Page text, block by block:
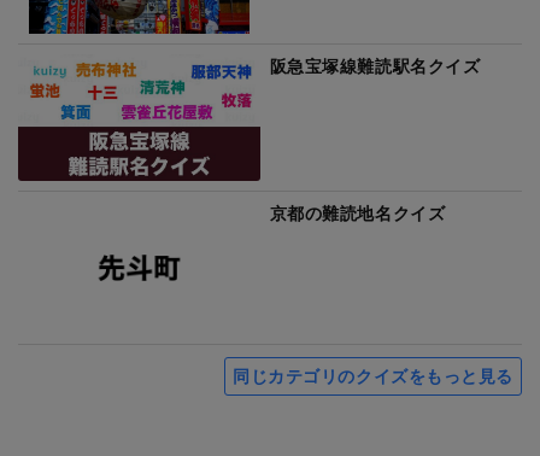
阪急宝塚線難読駅名クイズ
京都の難読地名クイズ
同じカテゴリのクイズをもっと見る